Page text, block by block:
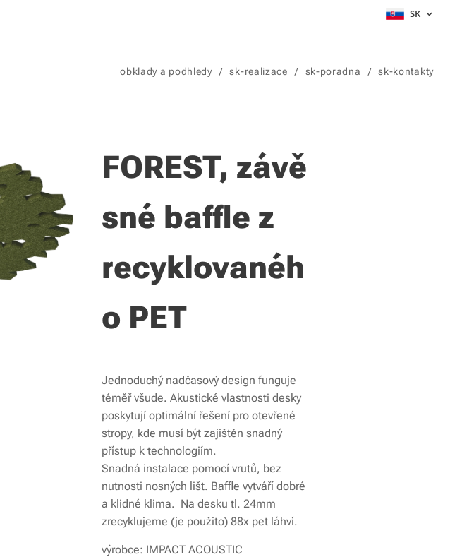
SK
obklady a podhledy sk-realizace sk-poradna sk-kontakty
FOREST, závě
sné baffle z
recyklovanéh
o PET
Jednoduchý nadčasový design funguje
téměř všude. Akustické vlastnosti desky
poskytují optimální řešení pro otevřené
stropy, kde musí být zajištěn snadný
přístup k technologiím.
Snadná instalace pomocí vrutů, bez
nutnosti nosných lišt. Baffle vytváří dobré
a klidné klima. Na desku tl. 24mm
zrecyklujeme (je použito) 88x pet láhví.
výrobce: IMPACT ACOUSTIC